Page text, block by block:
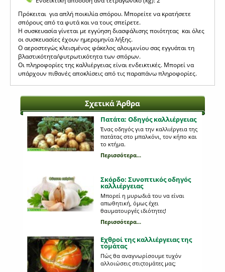
Πρόκειται για απλή ποικιλία σπόρου. Μπορείτε να κρατήσετε
σπόρους από τα φυτά και να τους σπείρετε.
Η συσκευασία γίνεται με εγγύηση διασφάλισης ποιότητας και όλες
οι συσκευασίες έχουν ημερομηνία λήξης.
Ο αεροστεγώς κλεισμένος φάκελος αλουμινίου σας εγγυάται τη
βλαστικότητα/φυτρωτικότητα των σπόρων.
Οι πληροφορίες της καλλιέργειας είναι ενδεικτικές. Μπορεί να
υπάρχουν πιθανές αποκλίσεις από τις παραπάνω πληροφορίες.
Σχετικά Άρθρα
Πατάτα: Οδηγός καλλιέργειας
Ένας οδηγός για την καλλιέργεια της
πατάτας στο μπαλκόνι, τον κήπο και
το κτήμα.
Περισσότερα...
Σκόρδο: Συνοπτικός οδηγός
καλλιέργειας
Μπορεί η μυρωδιά του να είναι
απωθητική, όμως έχει
θαυματουργές ιδιότητες!
Περισσότερα...
Εχθροί της καλλιέργειας της
τομάτας
Πώς θα αναγνωρίσουμε τυχόν
αλλοιώσεις στιςτομάτες μας;